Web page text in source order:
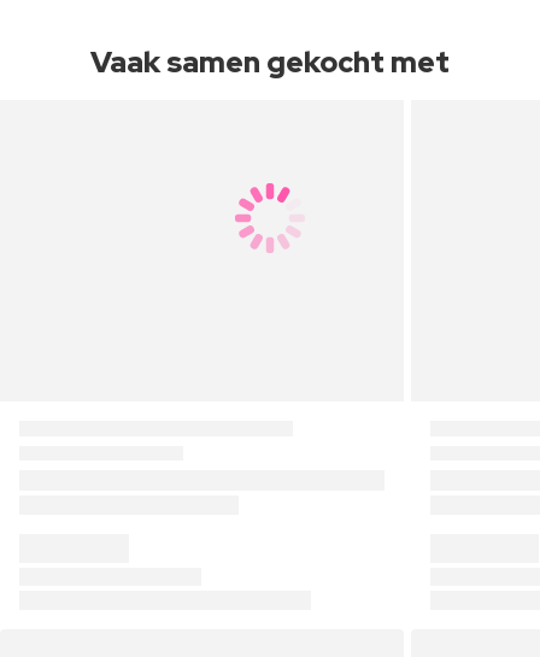
Vaak samen gekocht met